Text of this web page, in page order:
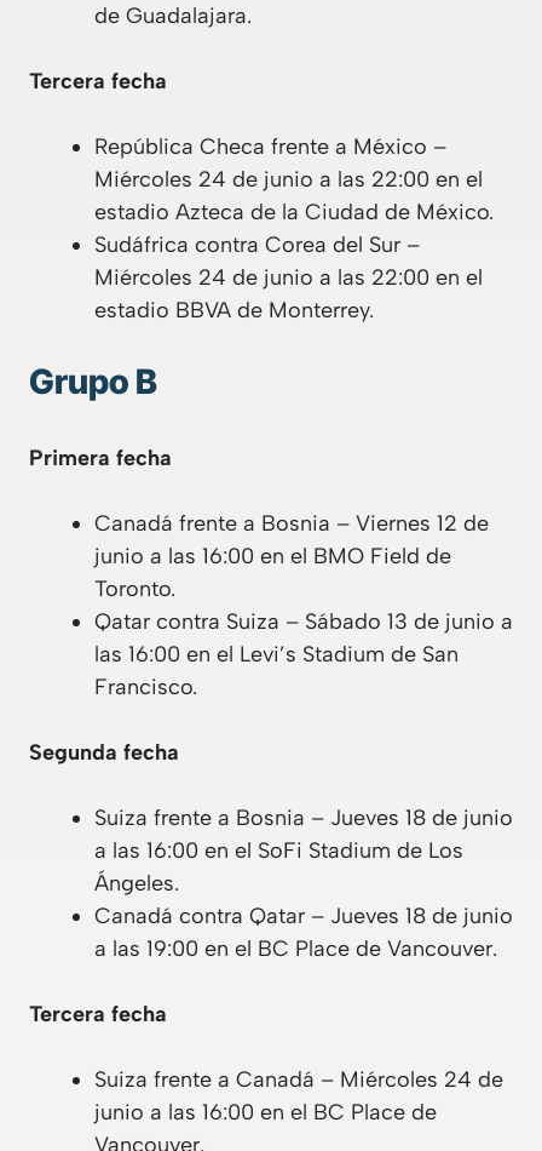
de Guadalajara.
Tercera fecha
República Checa frente a México –
Miércoles 24 de junio a las 22:00 en el
estadio Azteca de la Ciudad de México.
Sudáfrica contra Corea del Sur –
Miércoles 24 de junio a las 22:00 en el
estadio BBVA de Monterrey.
Grupo B
Primera fecha
Canadá frente a Bosnia – Viernes 12 de
junio a las 16:00 en el BMO Field de
Toronto.
Qatar contra Suiza – Sábado 13 de junio a
las 16:00 en el Levi’s Stadium de San
Francisco.
Segunda fecha
Suiza frente a Bosnia – Jueves 18 de junio
a las 16:00 en el SoFi Stadium de Los
Ángeles.
Canadá contra Qatar – Jueves 18 de junio
a las 19:00 en el BC Place de Vancouver.
Tercera fecha
Suiza frente a Canadá – Miércoles 24 de
junio a las 16:00 en el BC Place de
Vancouver.